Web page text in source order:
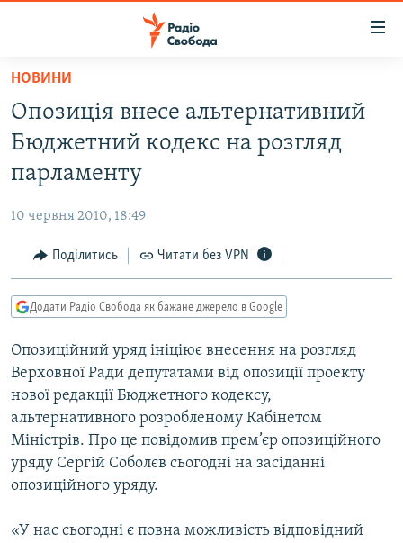
Перейти
основного
матеріалу
до
основної
навігації
Перейти
до
пошуку
ВСЕ ЗА ДОБУ
ЕКОНОМІКА
СУСПІЛЬСТВО
УКРАЇНА
СВІТ
РОСІЙСЬКА «ФІЛЬТРАЦІЯ»
ДОНБАС.РЕАЛІЇ
ТИ ЯК?
СХЕМИ
КИТАЙ.ВИКЛИКИ
МУЛЬТИМЕДІА
СПЕЦПРОЄКТИ
НОВИНИ
Опозиція внесе альтернативний
Бюджетний кодекс на розгляд
парламенту
10 червня 2010, 18:49
Поділитись Читати без VPN
Додати Радіо Свобода як бажане джерело в Google
Опозиційний уряд ініціює внесення на розгляд
Верховної Ради депутатами від опозиції проекту
нової редакції Бюджетного кодексу,
альтернативного розробленому Кабінетом
Міністрів. Про це повідомив прем’єр опозиційного
уряду Сергій Соболєв сьогодні на засіданні
опозиційного уряду.
«У нас сьогодні є повна можливість відповідний